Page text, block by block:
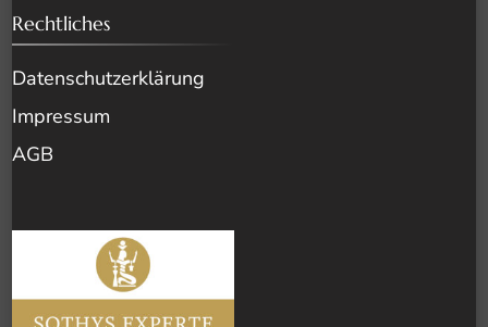
Rechtliches
Datenschutz­erklärung
Impressum
AGB